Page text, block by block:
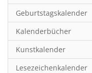
Frauen
Fußball
Gaming
Geburtstagskalender
Geburtstagskalender
Kalenderbücher
Kunstkalender
Lesezeichenkalender